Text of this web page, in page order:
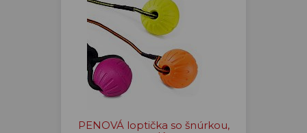
PENOVÁ loptička so šnúrkou,